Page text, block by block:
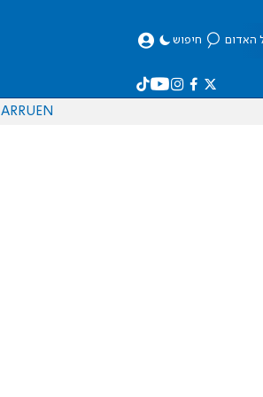
האדום חיפוש
EN
RU
AR